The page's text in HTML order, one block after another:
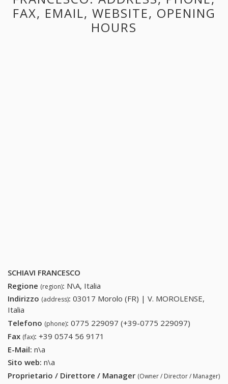
FAX, EMAIL, WEBSITE, OPENING
HOURS
SCHIAVI FRANCESCO
Regione (region): N\A, Italia
Indirizzo (address): 03017 Morolo (FR) | V. MOROLENSE,
Italia
Telefono (phone): 0775 229097 (+39-0775 229097)
Fax (fax): +39 0574 56 9171
E-Mail: n\a
Sito web: n\a
Proprietario / Direttore / Manager (Owner / Director / Manager)